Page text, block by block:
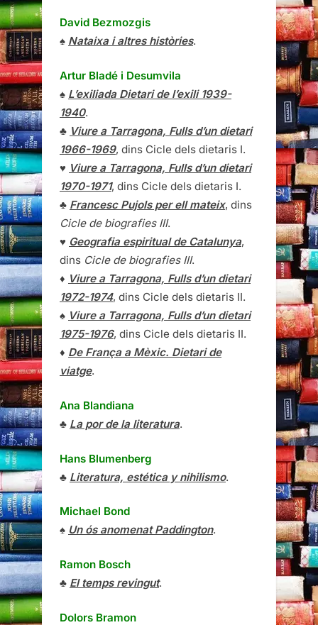
David Bezmozgis
♠ Nataixa i altres històries.
Artur Bladé i Desumvila
♠ L’exiliada Dietari de l’exili 1939-
1940.
♣ Viure a Tarragona, Fulls d’un dietari
1966-1969, dins Cicle dels dietaris I.
♥ Viure a Tarragona, Fulls d’un dietari
1970-1971, dins Cicle dels dietaris I.
♣ Francesc Pujols per ell mateix, dins
Cicle de biografies III.
♥ Geografia espiritual de Catalunya,
dins Cicle de biografies III.
♦ Viure a Tarragona, Fulls d’un dietari
1972-1974, dins Cicle dels dietaris II.
♠ Viure a Tarragona, Fulls d’un dietari
1975-1976, dins Cicle dels dietaris II.
♦ De França a Mèxic. Dietari de
viatge.
Ana Blandiana
♣ La por de la literatura.
Hans Blumenberg
♣ Literatura, estética y nihilismo.
Michael Bond
♠ Un ós anomenat Paddington.
Ramon Bosch
♣ El temps revingut.
Dolors Bramon